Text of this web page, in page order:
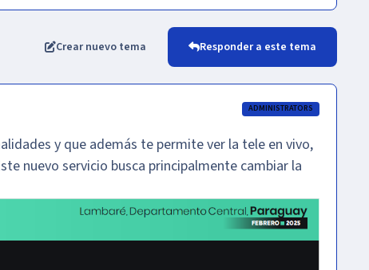
Crear nuevo tema Responder a este tema
ADMINISTRATORS
y que además te permite ver la tele en vivo,
nuevo servicio busca principalmente cambiar la